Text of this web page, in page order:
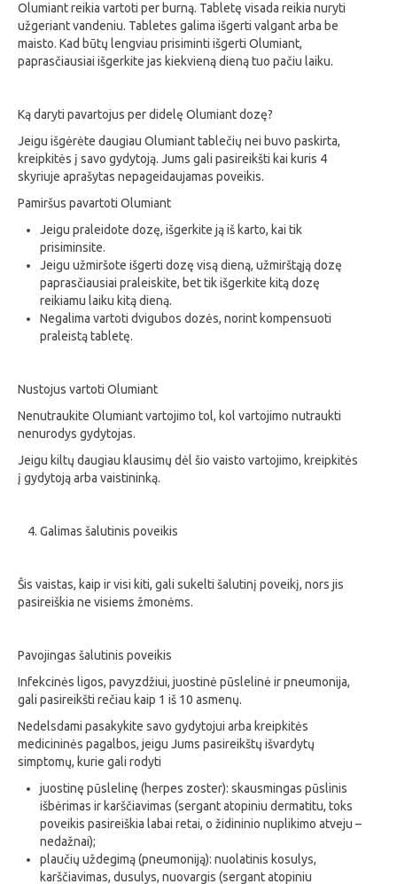
Olumiant reikia vartoti per burną. Tabletę visada reikia nuryti
užgeriant vandeniu. Tabletes galima išgerti valgant arba be
maisto. Kad būtų lengviau prisiminti išgerti Olumiant,
paprasčiausiai išgerkite jas kiekvieną dieną tuo pačiu laiku.
Ką daryti pavartojus per didelę Olumiant dozę?
Jeigu išgėrėte daugiau Olumiant tablečių nei buvo paskirta,
kreipkitės į savo gydytoją. Jums gali pasireikšti kai kuris 4
skyriuje aprašytas nepageidaujamas poveikis.
Pamiršus pavartoti Olumiant
Jeigu praleidote dozę, išgerkite ją iš karto, kai tik
prisiminsite.
Jeigu užmiršote išgerti dozę visą dieną, užmirštąją dozę
paprasčiausiai praleiskite, bet tik išgerkite kitą dozę
reikiamu laiku kitą dieną.
Negalima vartoti dvigubos dozės, norint kompensuoti
praleistą tabletę.
Nustojus vartoti Olumiant
Nenutraukite Olumiant vartojimo tol, kol vartojimo nutraukti
nenurodys gydytojas.
Jeigu kiltų daugiau klausimų dėl šio vaisto vartojimo, kreipkitės
į gydytoją arba vaistininką.
Galimas šalutinis poveikis
Šis vaistas, kaip ir visi kiti, gali sukelti šalutinį poveikį, nors jis
pasireiškia ne visiems žmonėms.
Pavojingas šalutinis poveikis
Infekcinės ligos, pavyzdžiui, juostinė pūslelinė ir pneumonija,
gali pasireikšti rečiau kaip 1 iš 10 asmenų.
Nedelsdami pasakykite savo gydytojui arba kreipkitės
medicininės pagalbos, jeigu Jums pasireikštų išvardytų
simptomų, kurie gali rodyti
juostinę pūslelinę (herpes zoster): skausmingas pūslinis
išbėrimas ir karščiavimas (sergant atopiniu dermatitu, toks
poveikis pasireiškia labai retai, o židininio nuplikimo atveju –
nedažnai);
plaučių uždegimą (pneumoniją): nuolatinis kosulys,
karščiavimas, dusulys, nuovargis (sergant atopiniu